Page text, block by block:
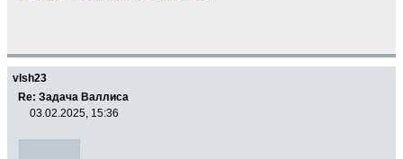
vlsh23
Re: Задача Валлиса
03.02.2025, 15:36